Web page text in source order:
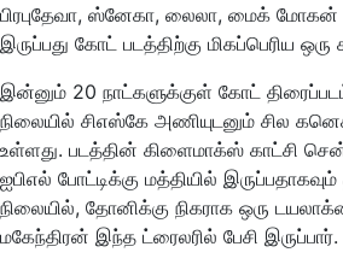
பிரபுதேவா, ஸ்னேகா, லைலா, மைக் மோகன்
இருப்பது கோட் படத்திற்கு மிகப்பெரிய
இன்னும் 20 நாட்களுக்குள் கோட்
நிலையில் சிஎஸ்கே அணியுடனும் சில
உள்ளது. படத்தின் கிளைமாக்ஸ் காட்சி
ஐபிஎல் போட்டிக்கு மத்தியில்
நிலையில், தோனிக்கு நிகராக ஒரு
மகேந்திரன் இந்த ட்ரைலரில் பேசி இருப்பார்.